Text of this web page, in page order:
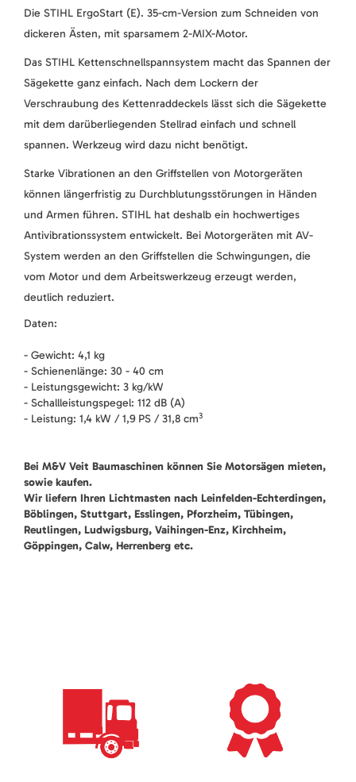
Die STIHL ErgoStart (E). 35-cm-Version zum Schneiden von
dickeren Ästen, mit sparsamem 2-MIX-Motor.
Das STIHL Kettenschnellspannsystem macht das Spannen der
Sägekette ganz einfach. Nach dem Lockern der
Verschraubung des Kettenraddeckels lässt sich die Sägekette
mit dem darüberliegenden Stellrad einfach und schnell
spannen. Werkzeug wird dazu nicht benötigt.
Starke Vibrationen an den Griffstellen von Motorgeräten
können längerfristig zu Durchblutungsstörungen in Händen
und Armen führen. STIHL hat deshalb ein hochwertiges
Antivibrationssystem entwickelt. Bei Motorgeräten mit AV-
System werden an den Griffstellen die Schwingungen, die
vom Motor und dem Arbeitswerkzeug erzeugt werden,
deutlich reduziert.
Daten:
- Gewicht: 4,1 kg
- Schienenlänge: 30 - 40 cm
- Leistungsgewicht: 3 kg/kW
- Schallleistungspegel: 112 dB (A)
- Leistung: 1,4 kW / 1,9 PS / 31,8 cm3
Bei M&V Veit Baumaschinen können Sie Motorsägen mieten,
sowie kaufen.
Wir liefern Ihren Lichtmasten nach Leinfelden-Echterdingen,
Böblingen, Stuttgart, Esslingen, Pforzheim, Tübingen,
Reutlingen, Ludwigsburg, Vaihingen-Enz, Kirchheim,
Göppingen, Calw, Herrenberg etc.